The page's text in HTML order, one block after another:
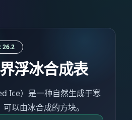
26.2
浮冰合成表
Ice）是一种自然生成于寒
以由冰合成的方块。